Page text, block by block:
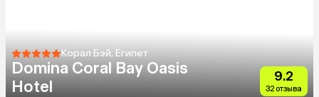
Корал Бэй, Египет
Domina Coral Bay Oasis
Hotel
9.2
32 отзыва